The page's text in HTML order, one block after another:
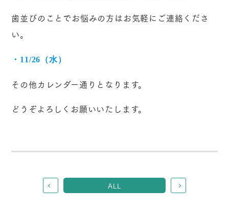
歯並びのことでお悩みの方はお気軽にご連絡くださ
い。
・11/26（水）
その他カレンダー通りとなります。
どうぞよろしくお願いいたします。
ALL